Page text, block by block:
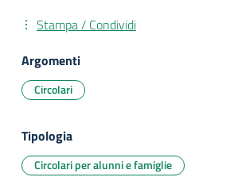
Stampa / Condividi
Argomenti
Circolari
Tipologia
Circolari per alunni e famiglie